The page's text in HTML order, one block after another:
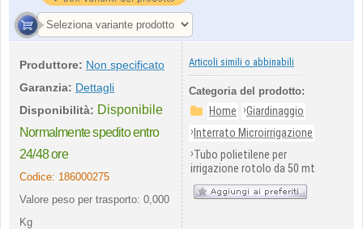
Produttore: Non specificato
Garanzia: Dettagli
Disponibilità: Disponibile
Normalmente spedito entro
24/48 ore
Codice: 186000275
Valore peso per trasporto: 0,000
Kg
Articoli simili o abbinabili
Categoria del prodotto:
Home ›Giardinaggio
› Interrato Microirrigazione
›Tubo polietilene per
irrigazione rotolo da 50 mt